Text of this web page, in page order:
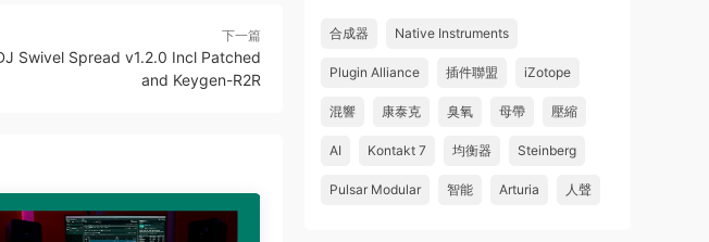
下一篇
Swivel Spread v1.2.0 Incl Patched
and Keygen-R2R
合成器 Native Instruments
Plugin Alliance 插件聯盟 iZotope
混響 康泰克 臭氧 母帶 壓縮
AI Kontakt 7 均衡器 Steinberg
Pulsar Modular 智能 Arturia 人聲